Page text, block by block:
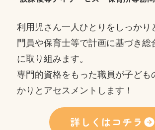
利用児さん一人ひとりをしっかり
門員や保育士等で計画に基づき総
に取り組みます。
専門的資格をもった職員が子ども
かりとアセスメントします！
詳しくはコチラ